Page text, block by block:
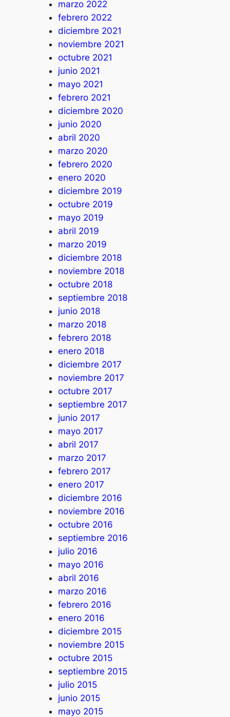
marzo 2022
febrero 2022
diciembre 2021
noviembre 2021
octubre 2021
junio 2021
mayo 2021
febrero 2021
diciembre 2020
junio 2020
abril 2020
marzo 2020
febrero 2020
enero 2020
diciembre 2019
octubre 2019
mayo 2019
abril 2019
marzo 2019
diciembre 2018
noviembre 2018
octubre 2018
septiembre 2018
junio 2018
marzo 2018
febrero 2018
enero 2018
diciembre 2017
noviembre 2017
octubre 2017
septiembre 2017
junio 2017
mayo 2017
abril 2017
marzo 2017
febrero 2017
enero 2017
diciembre 2016
noviembre 2016
octubre 2016
septiembre 2016
julio 2016
mayo 2016
abril 2016
marzo 2016
febrero 2016
enero 2016
diciembre 2015
noviembre 2015
octubre 2015
septiembre 2015
julio 2015
junio 2015
mayo 2015